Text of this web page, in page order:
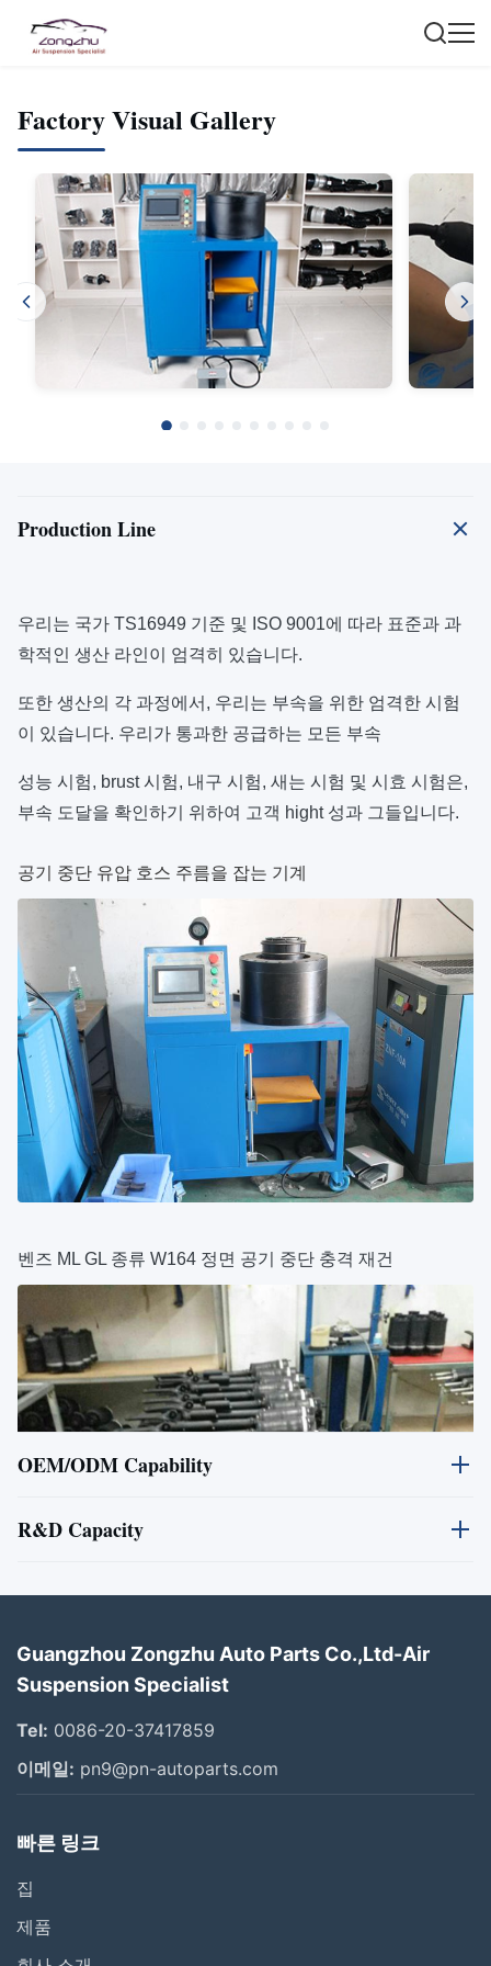
Factory Visual Gallery
Production Line
우리는 국가 TS16949 기준 및 ISO 9001에 따라 표준과 과
학적인 생산 라인이 엄격히 있습니다.
또한 생산의 각 과정에서, 우리는 부속을 위한 엄격한 시험
이 있습니다. 우리가 통과한 공급하는 모든 부속
성능 시험, brust 시험, 내구 시험, 새는 시험 및 시효 시험은,
부속 도달을 확인하기 위하여 고객 hight 성과 그들입니다.
공기 중단 유압 호스 주름을 잡는 기계
벤즈 ML GL 종류 W164 정면 공기 중단 충격 재건
OEM/ODM Capability
R&D Capacity
위한 연구와 개발에 집중해 경험있는 직원을 포함합니다. 그
들은 클라이언트를 위한 문제를 해결하게 항상 준비되어 있
Guangzhou Zongzhu Auto Parts Co.,Ltd-Air
Suspension Specialist
Tel: 0086-20-37417859
이메일: pn9@pn-autoparts.com
빠른 링크
집
제품